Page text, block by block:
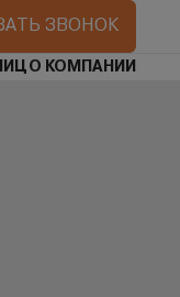
ЗВОНОК
О КОМПАНИИ